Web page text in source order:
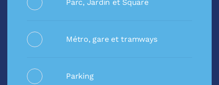
Parc, Jardin et Square
Métro, gare et tramways
Parking